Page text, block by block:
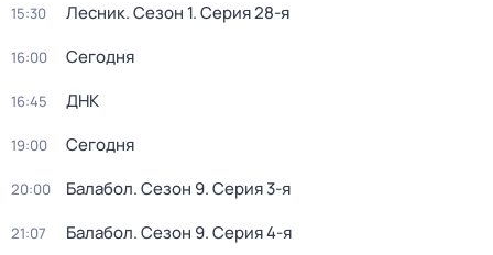
15:30 Лесник. Сезон 1. Серия 28-я
16:00 Сегодня
16:45 ДНК
19:00 Сегодня
20:00 Балабол. Сезон 9. Серия 3-я
21:07 Балабол. Сезон 9. Серия 4-я